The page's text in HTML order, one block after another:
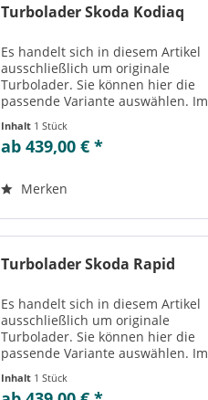
Turbolader Skoda Kodiaq
Es handelt sich in diesem Artikel
ausschließlich um originale
Turbolader. Sie können hier die
passende Variante auswählen. Im
Teilenummern“ können Sie die zu
der ausgewählten Variante
einsehen....
Inhalt 1 Stück
ab 439,00 € *
Merken
Turbolader Skoda Rapid
Es handelt sich in diesem Artikel
ausschließlich um originale
Turbolader. Sie können hier die
passende Variante auswählen. Im
Teilenummern“ können Sie die zu
Inhalt 1 Stück